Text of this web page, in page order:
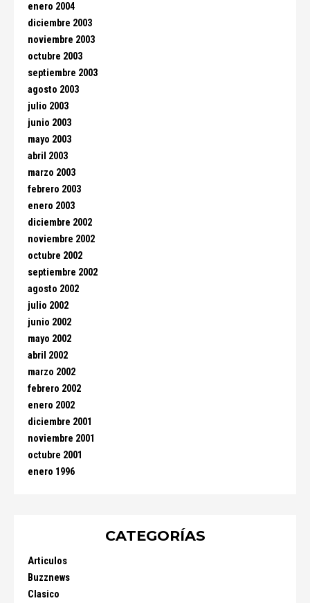
enero 2004
diciembre 2003
noviembre 2003
octubre 2003
septiembre 2003
agosto 2003
julio 2003
junio 2003
mayo 2003
abril 2003
marzo 2003
febrero 2003
enero 2003
diciembre 2002
noviembre 2002
octubre 2002
septiembre 2002
agosto 2002
julio 2002
junio 2002
mayo 2002
abril 2002
marzo 2002
febrero 2002
enero 2002
diciembre 2001
noviembre 2001
octubre 2001
enero 1996
CATEGORÍAS
Articulos
Buzznews
Clasico